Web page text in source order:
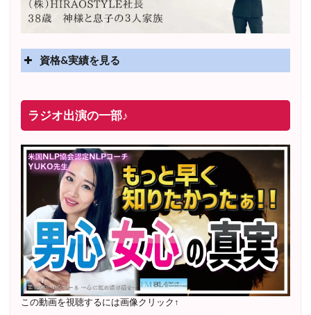
資格&実績を見る
2025年4月〜 altruismコミュニティ×講座オンラインサ
2025年5月〜 FMラジオ79.9「LOVEマスター講座」準
レギュラー出演中！
2023年12月〜 FM81.4ラジオFMハイホー「LOVEマス
ター講座」準レギュラー出演中！
〜2025年5月 個別セッション相談実績 1500名越え
2022年6月〜24年7月 自己肯定感を高めるメールレッス
ン1000名以上参加
〜2024年7月 恋愛テキスト動画セット販売実績
ラジオ出演の一部♪
この動画を視聴するには画像クリック↑